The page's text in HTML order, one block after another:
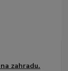
zahradu.